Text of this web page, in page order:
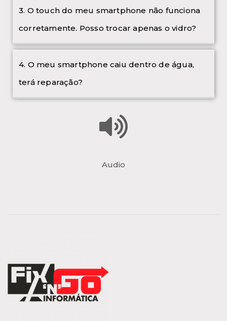
3. O touch do meu smartphone não funciona
corretamente. Posso trocar apenas o vidro?
4. O meu smartphone caiu dentro de água,
terá reparação?
Audio